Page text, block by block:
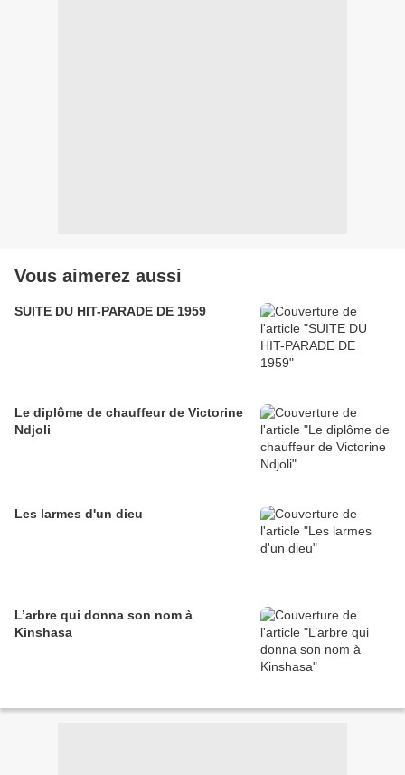
Vous aimerez aussi
SUITE DU HIT-PARADE DE 1959
Le diplôme de chauffeur de Victorine
Ndjoli
Les larmes d'un dieu
L’arbre qui donna son nom à
Kinshasa